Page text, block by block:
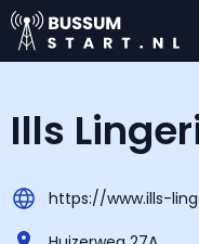
Ills
https://www.ills-